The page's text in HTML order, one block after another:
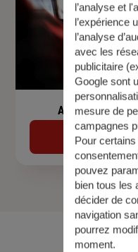
Assurance de
l’analyse et
l’expérience
l’analyse
avec les
publicitaire
Google sont
mesure de
campagnes
Pour certains
pouvez
bien tous les
décider de
navigation
pourrez
moment.